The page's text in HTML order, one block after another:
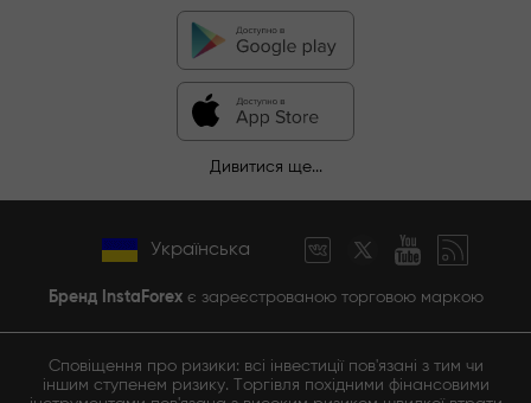
Дивитися ще...
Українська
Бренд InstaForexє зареєстрованою торговою маркою
Сповіщення про ризики: всі інвестиції пов'язані з тим чи
іншим ступенем ризику. Торгівля похідними фінансовими